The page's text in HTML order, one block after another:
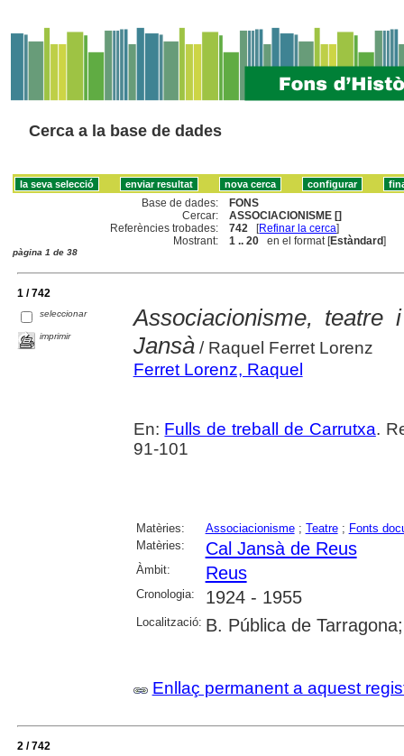
Cerca a la base de dades
Base de dades:
FONS
Cercar:
ASSOCIACIONISME []
Referències trobades:
742 [Refinar la cerca]
Mostrant:
1 .. 20 en el format [Estàndard]
pàgina 1 de 38
1 / 742
seleccionar
imprimir
Associacionisme,
Jansà/ Raquel Ferret Lorenz
Ferret Lorenz, Raquel
En: Fulls de treball de Carrutxa.
91-101
Matèries: Associacionisme; Teatre; Fonts
Matèries:
Cal Jansà de Reus
Àmbit: Reus
Cronologia: 1924 - 1955
Localització: B. Pública de
Enllaç permanent a aquest
2 / 742